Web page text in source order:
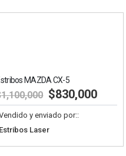
MAZDA CX-5
$830,000
y enviado por::
Laser